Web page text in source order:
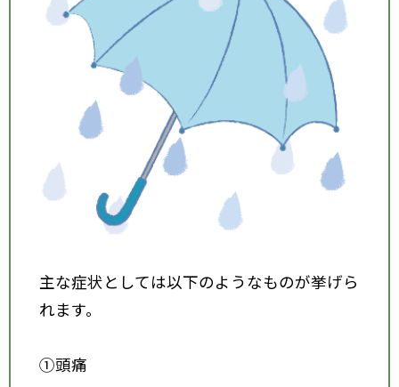
主な症状としては以下のようなものが挙げら
れます。
①頭痛